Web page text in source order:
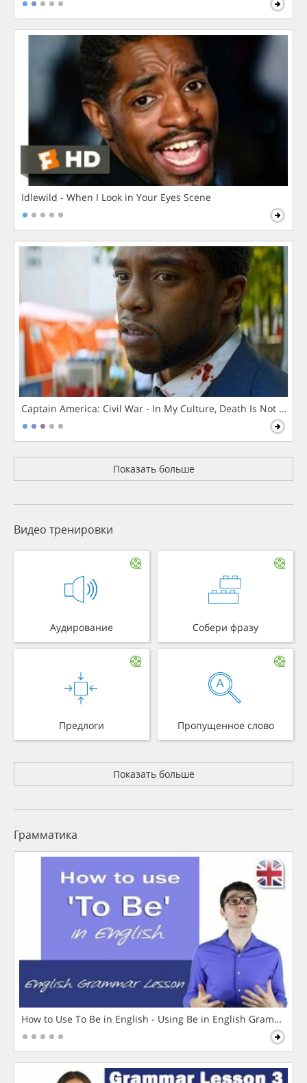
Idlewild - When I Look in Your Eyes Scene
Captain America: Civil War - In My Culture, Death Is Not The
Показать больше
Видео тренировки
Аудирование Собери фразу
Предлоги Пропущенное слово
Показать больше
Грамматика
How to Use To Be in English - Using Be in English Grammar